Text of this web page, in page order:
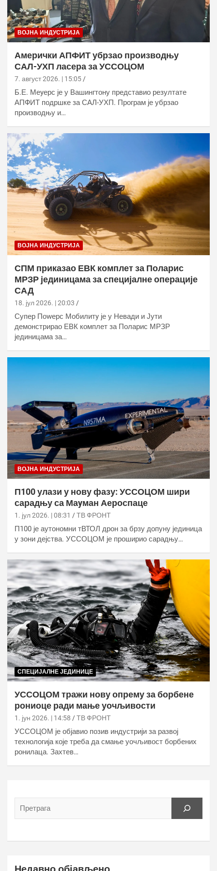
ВОЈНА ИНДУСТРИЈА
Амерички АПФИТ убрзао производњу
САЛ-УХП ласера за УССОЦОМ
7. август 2026. | 15:05
Б.Е. Меyерс је у Вашингтону представио резултате
АПФИТ подршке за САЛ-УХП. Програм је убрзао
производњу и…
ВОЈНА ИНДУСТРИЈА
СПМ приказао ЕВК комплет за Поларис
МРЗР јединицама за специјалне операције
САД
18. јул 2026. | 20:03
Супер Поwерс Мобилитy је у Невади и Јути
демонстрирао ЕВК комплет за Поларис МРЗР
јединицама за…
ВОЈНА ИНДУСТРИЈА
П100 улази у нову фазу: УССОЦОМ шири
сарадњу са Маyман Аероспаце
1. јул 2026. | 08:31 ТВ ФРОНТ
П100 је аутономни тВТОЛ дрон за брзу допуну јединица
у зони дејства. УССОЦОМ је проширио сарадњу…
СПЕЦИЈАЛНЕ ЈЕДИНИЦЕ
УССОЦОМ тражи нову опрему за борбене
рониоце ради мање уочљивости
1. јун 2026. | 14:58 ТВ ФРОНТ
УССОЦОМ је објавио позив индустрији за развој
технологија које треба да смање уочљивост борбених
ронилаца. Захтев…